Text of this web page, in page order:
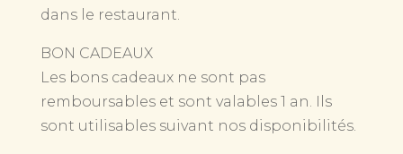
dans le restaurant.
BON CADEAUX
Les bons cadeaux ne sont pas
remboursables et sont valables 1 an. Ils
sont utilisables suivant nos disponibilités.